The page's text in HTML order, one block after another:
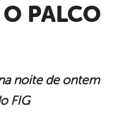
noite de ontem
FIG